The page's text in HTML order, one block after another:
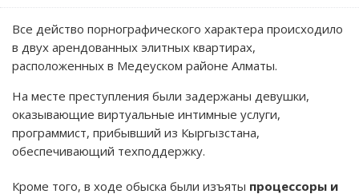
Все действо порнографического характера происходило
в двух арендованных элитных квартирах,
расположенных в Медеуском районе Алматы.
На месте преступления были задержаны девушки,
оказывающие виртуальные интимные услуги,
программист, прибывший из Кыргызстана,
обеспечивающий техподдержку.
Кроме того, в ходе обыска были изъяты процессоры и